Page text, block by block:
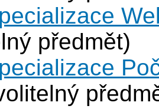
předmět)